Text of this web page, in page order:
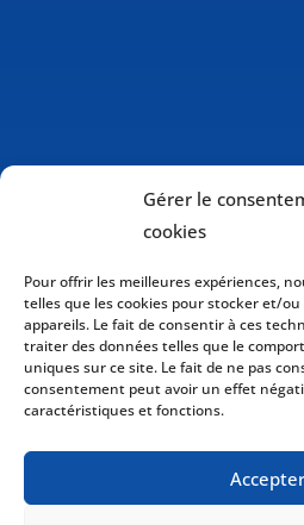
Gérer le
cookies
Pour offrir les meilleures expériences,
telles que les cookies pour stocker et/
appareils. Le fait de consentir à ces
traiter des données telles que le
uniques sur ce site. Le fait de ne pas
consentement peut avoir un effet
caractéristiques et fonctions.
Accepter
Politique de